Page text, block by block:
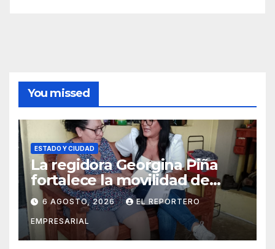
You missed
ESTADO Y CIUDAD
La regidora Georgina Piña
fortalece la movilidad de
adultos mayores con la
entrega de aparatos
ortopédicos
6 AGOSTO, 2026 EL REPORTERO
EMPRESARIAL